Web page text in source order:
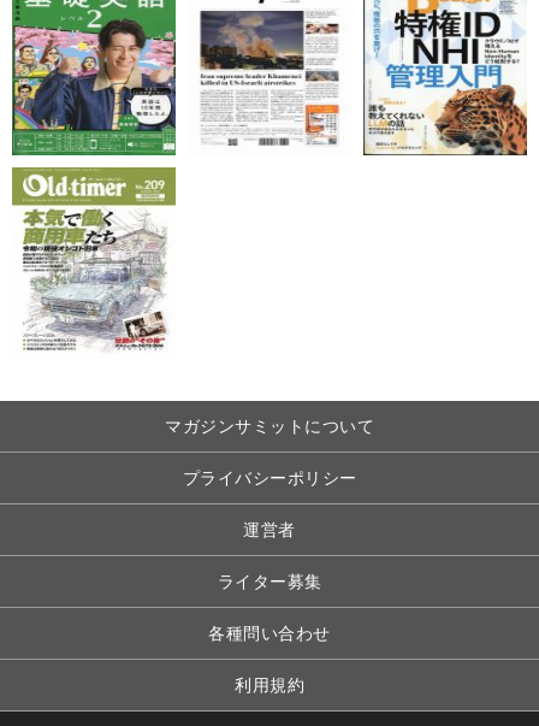
マガジンサミットについて
プライバシーポリシー
運営者
ライター募集
各種問い合わせ
利用規約